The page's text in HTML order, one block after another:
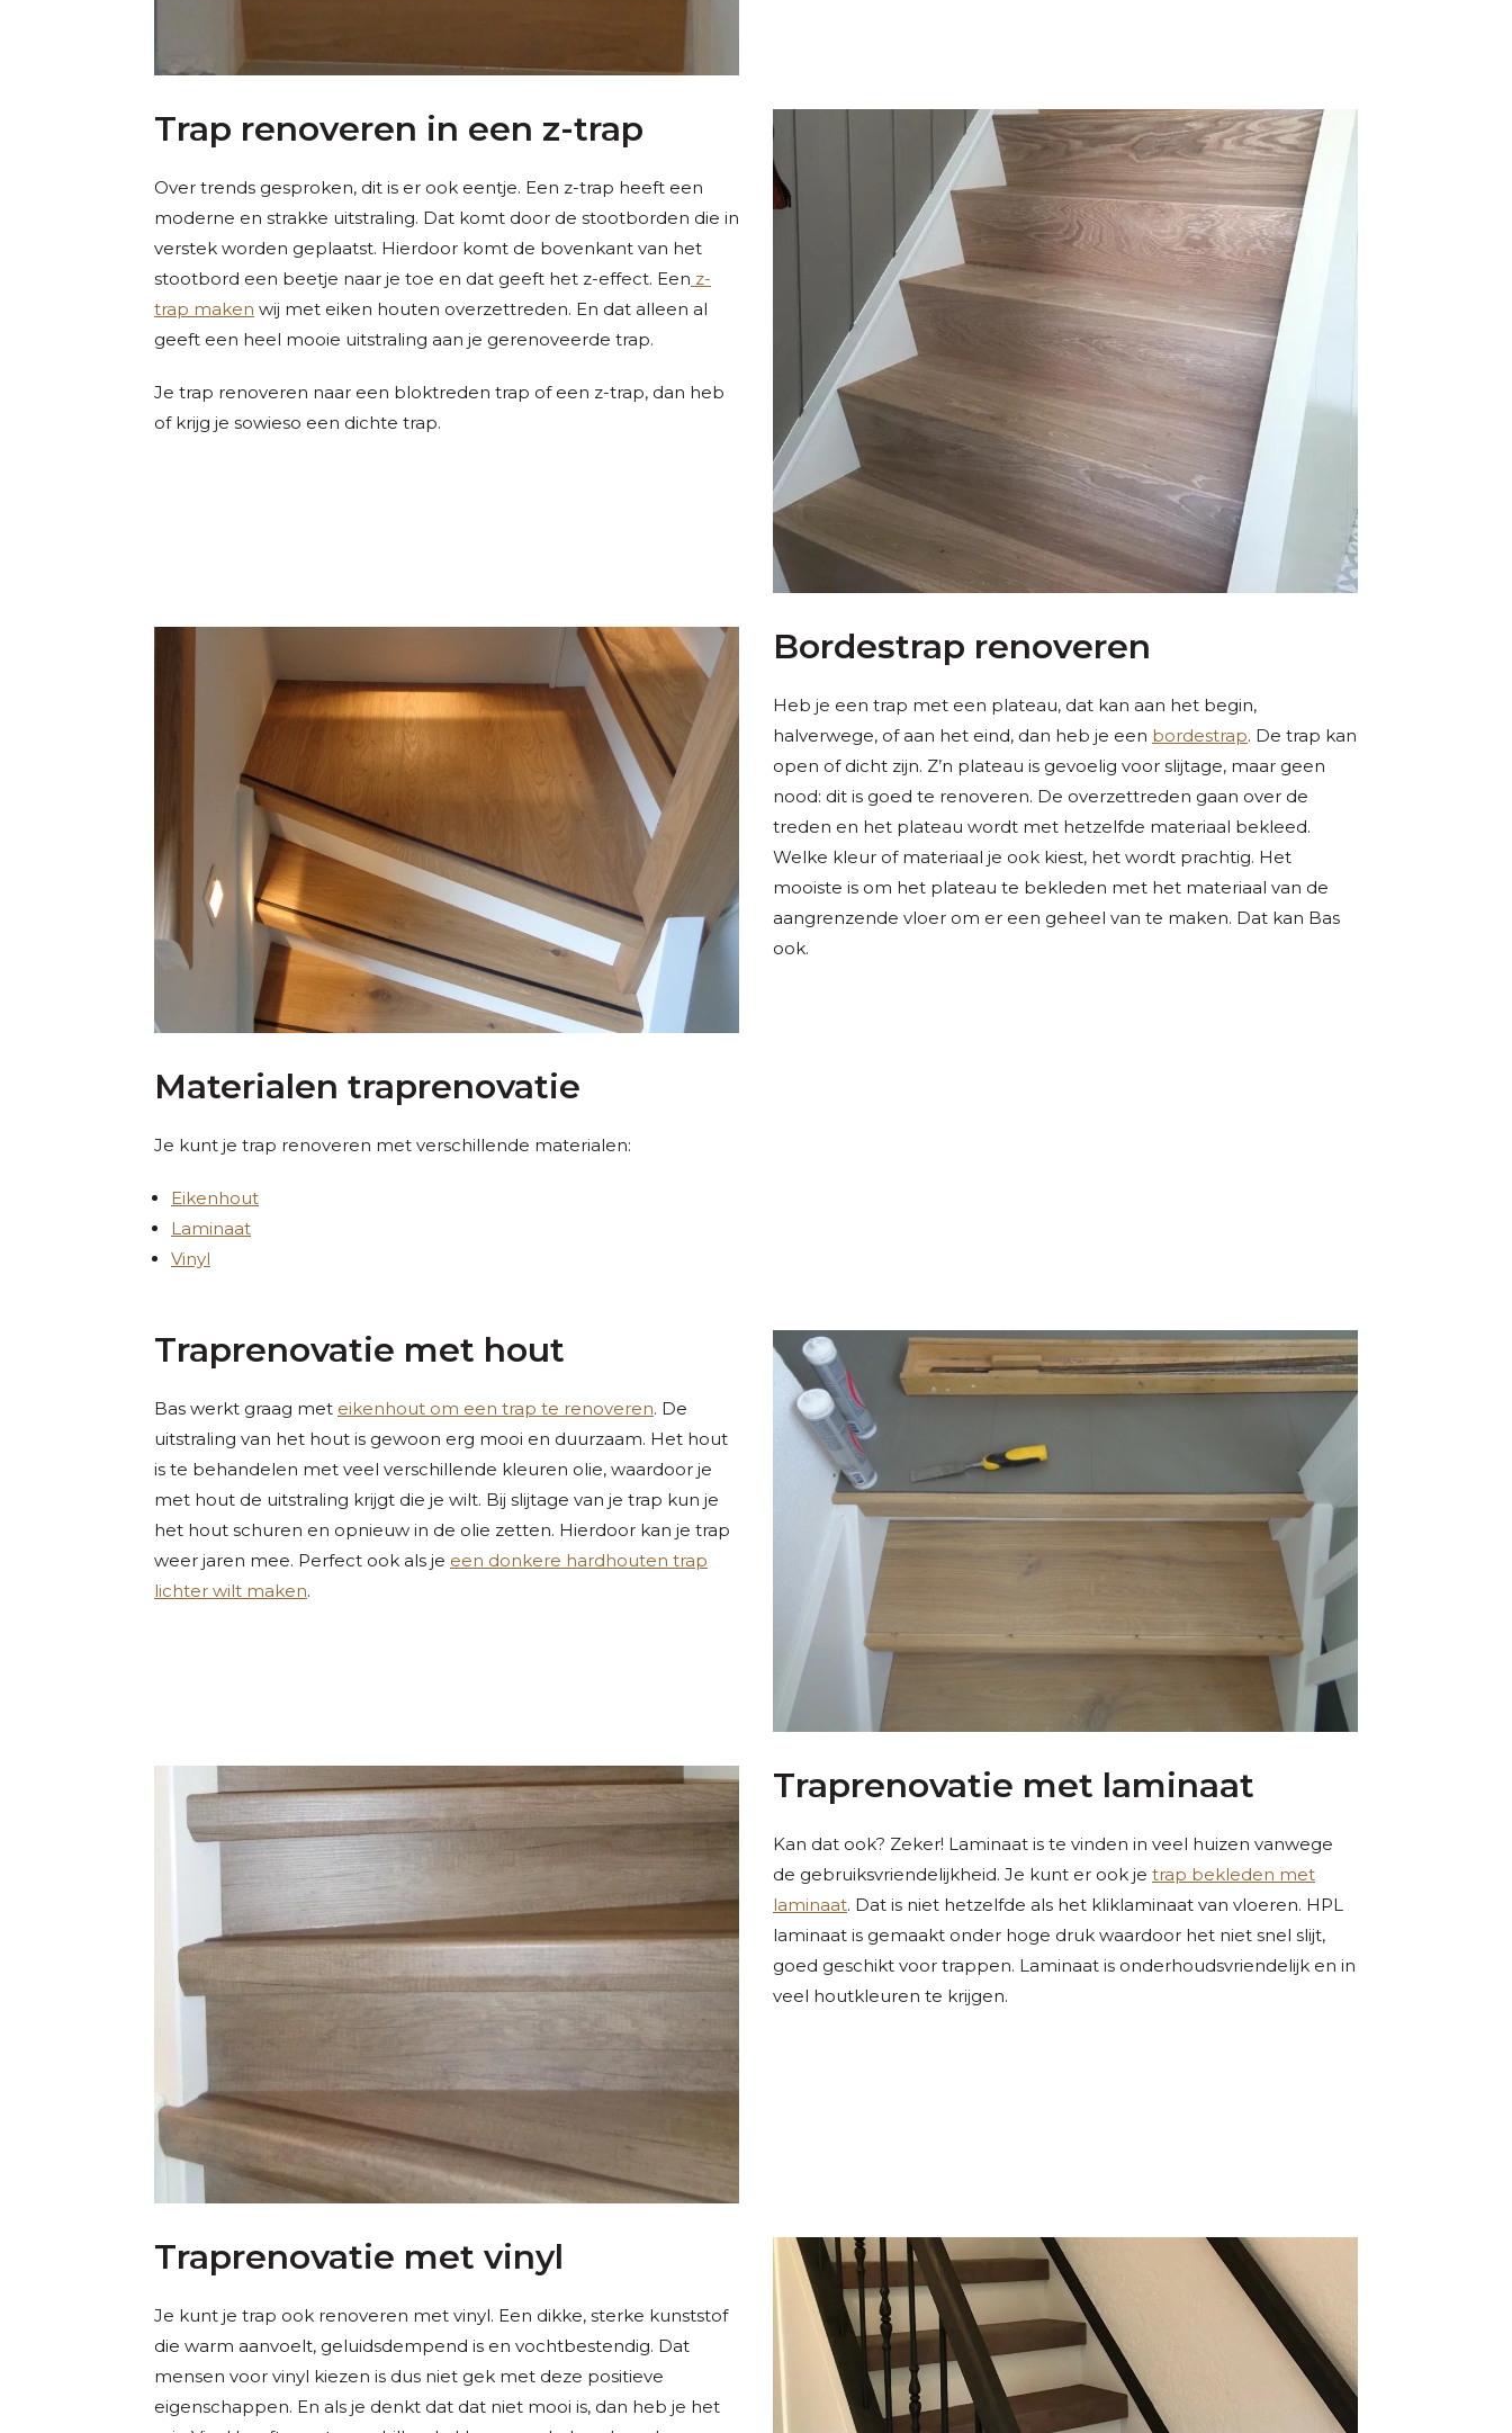
Trap renoveren in een z-trap
Over trends gesproken, dit is er ook eentje. Een z-trap heeft een
moderne en strakke uitstraling. Dat komt door de stootborden die in
verstek worden geplaatst. Hierdoor komt de bovenkant van het
stootbord een beetje naar je toe en dat geeft het z-effect. Een z-
trap maken wij met eiken houten overzettreden. En dat alleen al
geeft een heel mooie uitstraling aan je gerenoveerde trap.
Je trap renoveren naar een bloktreden trap of een z-trap, dan heb
of krijg je sowieso een dichte trap.
Bordestrap renoveren
Heb je een trap met een plateau, dat kan aan het begin,
halverwege, of aan het eind, dan heb je een bordestrap. De trap kan
open of dicht zijn. Z’n plateau is gevoelig voor slijtage, maar geen
nood: dit is goed te renoveren. De overzettreden gaan over de
treden en het plateau wordt met hetzelfde materiaal bekleed.
Welke kleur of materiaal je ook kiest, het wordt prachtig. Het
mooiste is om het plateau te bekleden met het materiaal van de
aangrenzende vloer om er een geheel van te maken. Dat kan Bas
ook.
Materialen traprenovatie
Je kunt je trap renoveren met verschillende materialen:
Eikenhout
Laminaat
Vinyl
Traprenovatie met hout
Bas werkt graag met eikenhout om een trap te renoveren. De
uitstraling van het hout is gewoon erg mooi en duurzaam. Het hout
is te behandelen met veel verschillende kleuren olie, waardoor je
met hout de uitstraling krijgt die je wilt. Bij slijtage van je trap kun je
het hout schuren en opnieuw in de olie zetten. Hierdoor kan je trap
weer jaren mee. Perfect ook als je een donkere hardhouten trap
lichter wilt maken.
Traprenovatie met laminaat
Kan dat ook? Zeker! Laminaat is te vinden in veel huizen vanwege
de gebruiksvriendelijkheid. Je kunt er ook je trap bekleden met
laminaat. Dat is niet hetzelfde als het kliklaminaat van vloeren. HPL
laminaat is gemaakt onder hoge druk waardoor het niet snel slijt,
goed geschikt voor trappen. Laminaat is onderhoudsvriendelijk en in
veel houtkleuren te krijgen.
Traprenovatie met vinyl
Je kunt je trap ook renoveren met vinyl. Een dikke, sterke kunststof
die warm aanvoelt, geluidsdempend is en vochtbestendig. Dat
mensen voor vinyl kiezen is dus niet gek met deze positieve
eigenschappen. En als je denkt dat dat niet mooi is, dan heb je het